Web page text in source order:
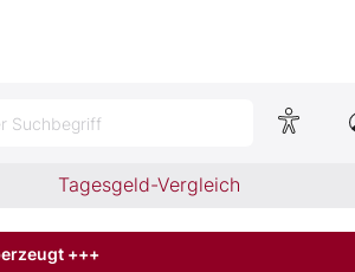
Suchbegriff
Tagesgeld-Vergleich
+++